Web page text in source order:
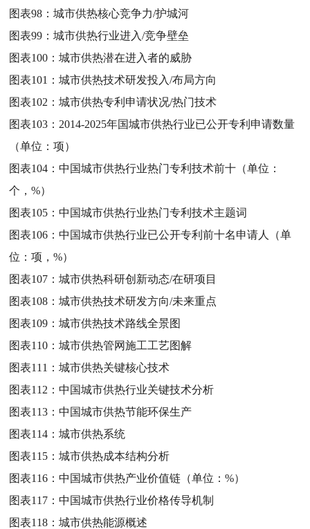
图表98：城市供热核心竞争力/护城河
图表99：城市供热行业进入/竞争壁垒
图表100：城市供热潜在进入者的威胁
图表101：城市供热技术研发投入/布局方向
图表102：城市供热专利申请状况/热门技术
图表103： 2014-2025年国城市供热行业已公开专利申请数量
（单位：项）
图表104：中国城市供热行业热门专利技术前十（单位：
个，%）
图表105：中国城市供热行业热门专利技术主题词
图表106：中国城市供热行业已公开专利前十名申请人（单
位：项，%）
图表107：城市供热科研创新动态/在研项目
图表108：城市供热技术研发方向/未来重点
图表109：城市供热技术路线全景图
图表110：城市供热管网施工工艺图解
图表111：城市供热关键核心技术
图表112：中国城市供热行业关键技术分析
图表113：中国城市供热节能环保生产
图表114：城市供热系统
图表115：城市供热成本结构分析
图表116：中国城市供热产业价值链（单位：%）
图表117：中国城市供热行业价格传导机制
图表118：城市供热能源概述